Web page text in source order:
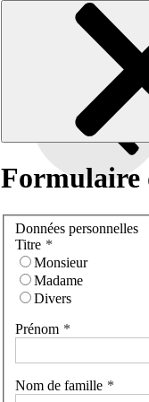
Formulaire
Données personnelles
Titre
Monsieur
Madame
Divers
Prénom
Nom de famille